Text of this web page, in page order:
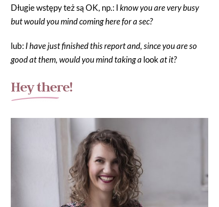
Długie wstępy też są OK, np.: Iknow you are very busy
but would you mind coming here for a sec?
lub:I have just finished this report and, since you are so
good at them, would you mind taking a lookat it?
Hey there!